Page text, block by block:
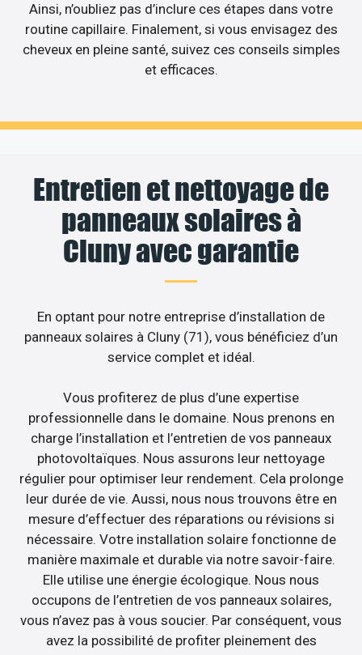
Ainsi, n’oubliez pas d’inclure ces étapes dans votre
routine capillaire. Finalement, si vous envisagez des
cheveux en pleine santé, suivez ces conseils simples
et efficaces.
Entretien et nettoyage de
panneaux solaires à
Cluny avec garantie
En optant pour notre entreprise d’installation de
panneaux solaires à Cluny (71), vous bénéficiez d’un
service complet et idéal.
Vous profiterez de plus d’une expertise
professionnelle dans le domaine. Nous prenons en
charge l’installation et l’entretien de vos panneaux
photovoltaïques. Nous assurons leur nettoyage
régulier pour optimiser leur rendement. Cela prolonge
leur durée de vie. Aussi, nous nous trouvons être en
mesure d’effectuer des réparations ou révisions si
nécessaire. Votre installation solaire fonctionne de
manière maximale et durable via notre savoir-faire.
Elle utilise une énergie écologique. Nous nous
occupons de l’entretien de vos panneaux solaires,
vous n’avez pas à vous soucier. Par conséquent, vous
avez la possibilité de profiter pleinement des